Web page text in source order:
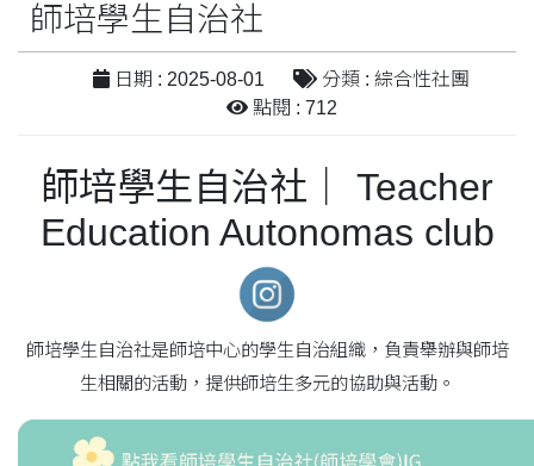
師培學生自治社
日期 : 2025-08-01
分類 : 綜合性社團
點閱 : 712
師培學生自治社｜
Teacher
Education Autonomas club
師培學生自治社是師培中心的學生自治組織，負責舉辦與師培
生相關的活動，提供師培生多元的協助與活動。